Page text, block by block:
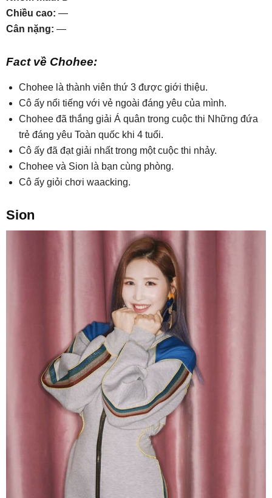
Chiều cao: —
Cân nặng: —
Fact về Chohee:
Chohee là thành viên thứ 3 được giới thiệu.
Cô ấy nổi tiếng với vẻ ngoài đáng yêu của mình.
Chohee đã thắng giải Á quân trong cuộc thi Những đứa
trẻ đáng yêu Toàn quốc khi 4 tuổi.
Cô ấy đã đạt giải nhất trong một cuộc thi nhảy.
Chohee và Sion là bạn cùng phòng.
Cô ấy giỏi chơi waacking.
Sion